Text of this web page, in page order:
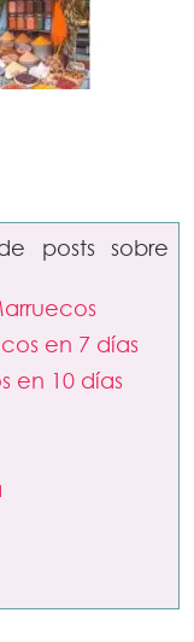
posts sobre
en 7 días
en 10 días